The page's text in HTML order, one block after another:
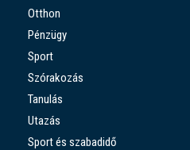
Otthon
Pénzügy
Sport
Szórakozás
Tanulás
Utazás
Sport és szabadidő